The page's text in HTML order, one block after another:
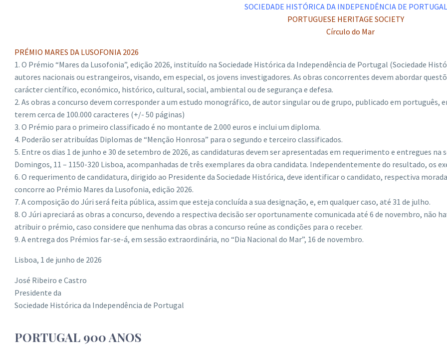
SOCIEDADE HISTÓRICA DA INDEPENDÊNCIA DE PORTUGAL
PORTUGUESE HERITAGE SOCIETY
Círculo do Mar
PRÉMIO MARES DA LUSOFONIA 2026
1. O Prémio “Mares da Lusofonia”, edição 2026, instituído na Sociedade Histórica da Independência de Portugal (Sociedade
autores nacionais ou estrangeiros, visando, em especial, os jovens investigadores. As obras concorrentes devem abordar
carácter científico, económico, histórico, cultural, social, ambiental ou de segurança e defesa.
2. As obras a concurso devem corresponder a um estudo monográfico, de autor singular ou de grupo, publicado em português,
terem cerca de 100.000 caracteres (+/- 50 páginas)
3. O Prémio para o primeiro classificado é no montante de 2.000 euros e inclui um diploma.
4. Poderão ser atribuídas Diplomas de “Menção Honrosa” para o segundo e terceiro classificados.
5. Entre os dias 1 de junho e 30 de setembro de 2026, as candidaturas devem ser apresentadas em requerimento e entregues na
Domingos, 11 – 1150-320 Lisboa, acompanhadas de três exemplares da obra candidata. Independentemente do resultado, os
6. O requerimento de candidatura, dirigido ao Presidente da Sociedade Histórica, deve identificar o candidato, respectiva
concorre ao Prémio Mares da Lusofonia, edição 2026.
7. A composição do Júri será feita pública, assim que esteja concluída a sua designação, e, em qualquer caso, até 31 de julho.
8. O Júri apreciará as obras a concurso, devendo a respectiva decisão ser oportunamente comunicada até 6 de novembro, não
atribuir o prémio, caso considere que nenhuma das obras a concurso reúne as condições para o receber.
9. A entrega dos Prémios far-se-á, em sessão extraordinária, no “Dia Nacional do Mar”, 16 de novembro.
Lisboa, 1 de junho de 2026
José Ribeiro e Castro
Presidente da
Sociedade Histórica da Independência de Portugal
PORTUGAL 900 ANOS